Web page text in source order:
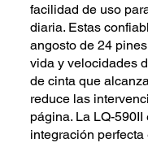
facilidad de uso
diaria. Estas
angosto de 24
vida y velocidades
de cinta que
reduce las
página. La LQ-
integración